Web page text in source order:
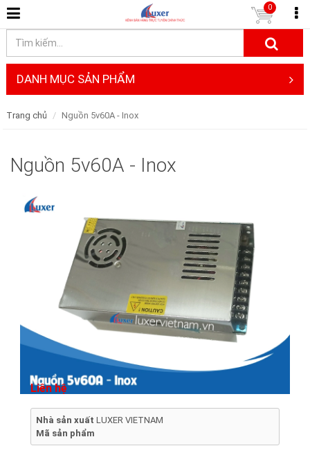
0
DANH MỤC SẢN PHẨM
Trang chủ Nguồn 5v60A - Inox
Nguồn 5v60A - Inox
Liên hệ
Nhà sản xuất LUXER VIETNAM
Mã sản phẩm